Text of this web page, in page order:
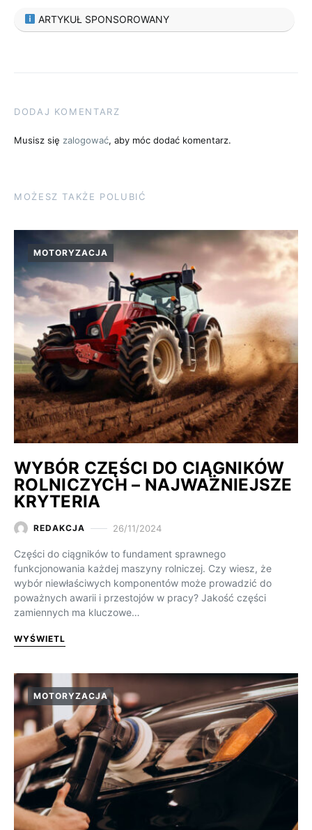
ARTYKUŁ SPONSOROWANY
DODAJ KOMENTARZ
Musisz się zalogować, aby móc dodać komentarz.
MOŻESZ TAKŻE POLUBIĆ
MOTORYZACJA
WYBÓR CZĘŚCI DO CIĄGNIKÓW
ROLNICZYCH – NAJWAŻNIEJSZE
KRYTERIA
REDAKCJA 26/11/2024
Części do ciągników to fundament sprawnego
funkcjonowania każdej maszyny rolniczej. Czy wiesz, że
wybór niewłaściwych komponentów może prowadzić do
poważnych awarii i przestojów w pracy? Jakość części
zamiennych ma kluczowe…
WYŚWIETL
MOTORYZACJA